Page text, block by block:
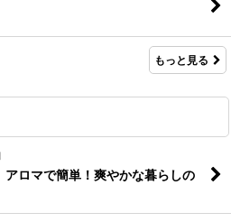
もっと見る
アロマで簡単！爽やかな暮らしの